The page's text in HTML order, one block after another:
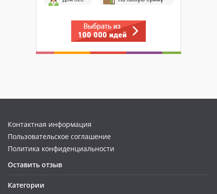
Контактная информация
Пользовательское соглашение
Политика конфиденциальности
Оставить отзыв
Категории